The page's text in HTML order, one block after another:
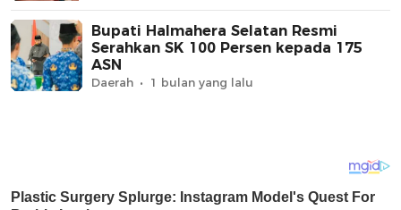
Bupati Halmahera Selatan Resmi
Serahkan SK 100 Persen kepada 175
ASN
Daerah 1 bulan yang lalu